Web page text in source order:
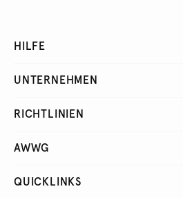
HILFE
UNTERNEHMEN
RICHTLINIEN
AWWG
QUICKLINKS